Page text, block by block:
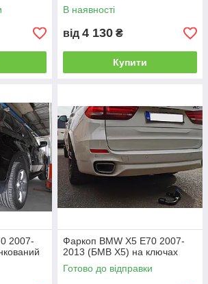
з швидкознімним
без особливих
інструменту монтувати і
куля, але мають більш
дорогому іноземної фаркопу
"Американець під вставку"
В наявності
від 4 130 ₴
Купити
2007-
Фаркоп BMW X5 E70 2007-
2013 (БМВ Х5) на ключах
Готово до відправки